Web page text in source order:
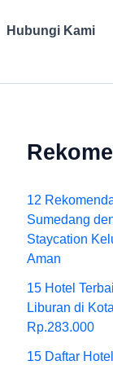
Hubungi Kami
12
Sumedang
Staycation
Aman
15 Hotel
Liburan di
Rp.283.000
15 Daftar